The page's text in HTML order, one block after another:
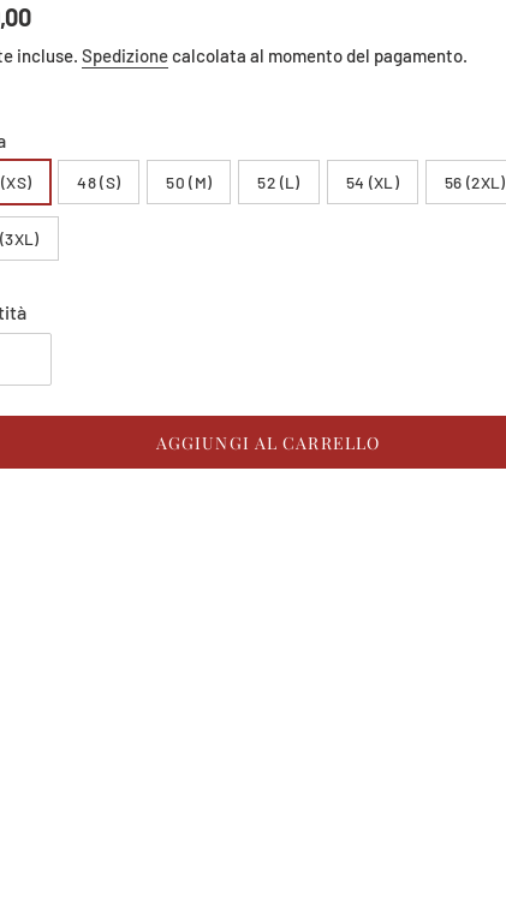
incluse. Spedizionecalcolata al momento del pagamento.
48 (S) 50 (M) 52 (L) 54 (XL) 56 (2XL)
AGGIUNGI AL CARRELLO